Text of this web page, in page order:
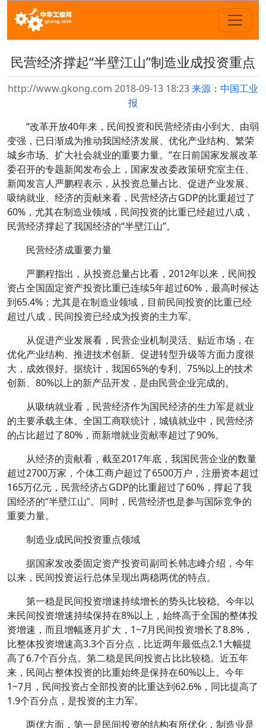
民营经济撑起“半壁江山”制造业成投资重点
http://www.gkong.com 2018-09-13 18:23来源：中国工业
报
“改革开放40年来，民间投资和民营经济由小到大、由弱
变强，已日渐成为推动我国经济发展、优化产业结构、繁荣
城乡市场、扩大社会就业的重要力量。”在日前国家发展改革
委召开的专题新闻发布会上，国家发改委政策研究室主任、
新闻发言人严鹏程表示，从投资总量占比、促进产业发展、
吸纳就业、经济的贡献来看，民营经济占GDP的比重超过了
60%，尤其在制造业领域，民间投资的比重已经超过八成，
民营经济撑起了我国经济的“半壁江山”。
民营经济成重要力量
严鹏程指出，从投资总量占比看，2012年以来，民间投
资占全国固定资产投资比重已连续5年超过60%，最高时候达
到65.4%；尤其是在制造业领域，目前民间投资的比重已经
超过八成，民间投资已经成为投资的主力军。
从促进产业发展看，民营企业机制灵活、贴近市场，在
优化产业结构、推进技术创新、促进转型升级等方面力度很
大，成效很好。据统计，我国65%的专利、75%以上的技术
创新、80%以上的新产品开发，是由民营企业完成的。
从吸纳就业看，民营经济作为国民经济的生力军是就业
的主要承载主体。全国工商联统计，城镇就业中，民营经济
的占比超过了80%，而新增就业贡献率超过了90%。
从经济的贡献看，截至2017年底，我国民营企业的数量
超过2700万家，个体工商户超过了6500万户，注册资本超过
165万亿元，民营经济占GDP的比重超过了60%，撑起了我
国经济的“半壁江山”。同时，民营经济也是参与国际竞争的
重要力量。
制造业成民间投资重点领域
据国家发改委固定资产投资司副司长韩志峰介绍，今年
以来，民间投资运行总体呈现出两稳两优的特点。
第一稳是民间投资增速持续增长的势头比较稳。今年以
来民间投资增速持续保持在8%以上，始终高于全国的整体投
资增速，而且增幅逐月扩大，1~7月民间投资增长了8.8%，
比整体投资增速高3.3个百分点，比近两年最低点2.1大幅提
高了6.7个百分点。第二稳是民间投资占比比较稳。近五年
来，民间占整体投资的比重始终是保持在60%以上。今年
1~7月，民间投资占全部投资的比重达到62.6%，同比提高了
1.9个百分点，是投资的主力军。
两优方面，第一是民间投资的结构有所优化，制造业是